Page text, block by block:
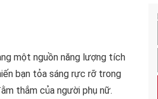
một nguồn năng lượng tích
bạn tỏa sáng rực rỡ trong
thắm của người phụ nữ.